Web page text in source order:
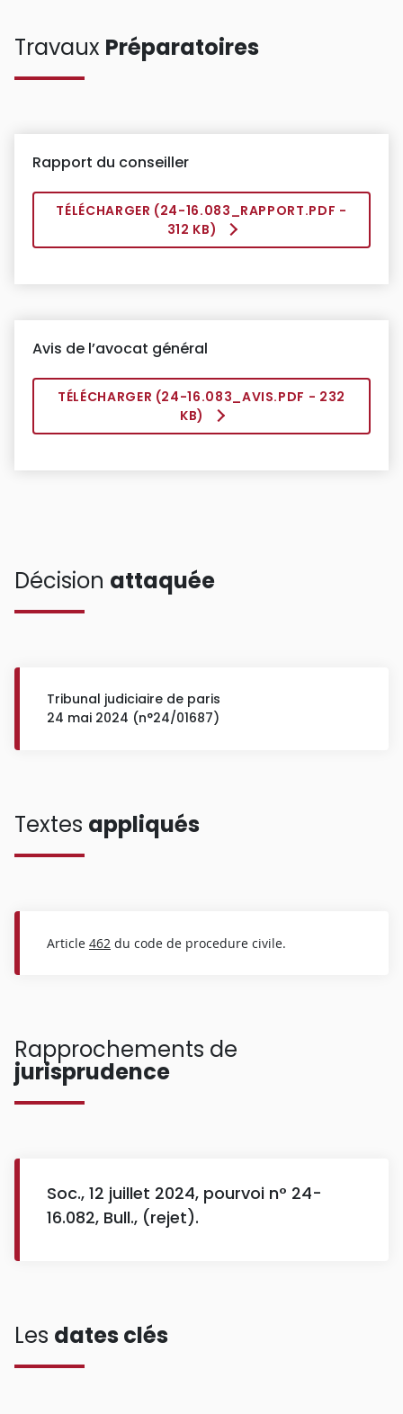
Travaux Préparatoires
Rapport du conseiller
TÉLÉCHARGER (24-16.083_RAPPORT.PDF -
312 KB)
Avis de l’avocat général
TÉLÉCHARGER (24-16.083_AVIS.PDF - 232
KB)
Décision attaquée
Tribunal judiciaire de paris
24 mai 2024 (n°24/01687)
Textes appliqués
Article 462 du code de procedure civile.
Rapprochements de
jurisprudence
Soc., 12 juillet 2024, pourvoi n° 24-
16.082, Bull., (rejet).
Les dates clés